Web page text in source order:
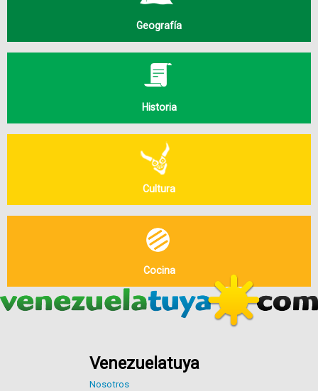
Geografía
Historia
Cultura
Cocina
Venezuelatuya
Nosotros